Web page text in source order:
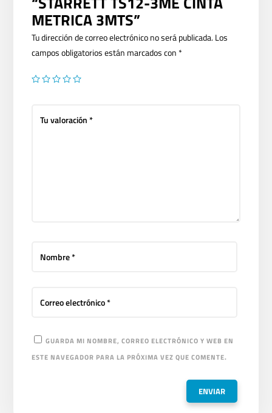
METRICA 3MTS”
Tu dirección de correo electrónico no será publicada.Los
campos obligatorios están marcados con *
GUARDA MI NOMBRE, CORREO ELECTRÓNICO Y WEB EN
ESTE NAVEGADOR PARA LA PRÓXIMA VEZ QUE COMENTE.